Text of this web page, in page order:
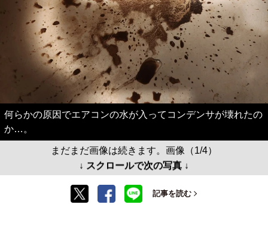
何らかの原因でエアコンの水が入ってコンデンサが壊れたの
か…。
まだまだ画像は続きます。画像（1/4）
↓ スクロールで次の写真 ↓
記事を読む